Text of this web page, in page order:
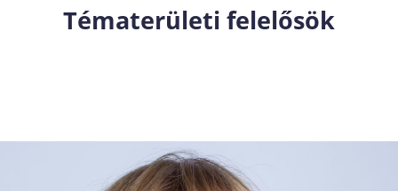
Tématerületi felelősök